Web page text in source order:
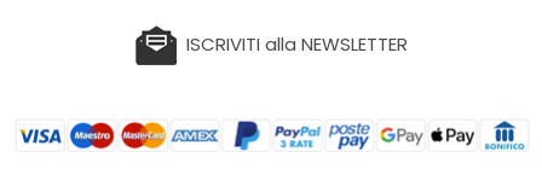
ISCRIVITI alla NEWSLETTER